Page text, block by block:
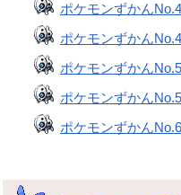
ポケモンずかん
ポケモンずかん
ポケモンずかん
ポケモンずかん
ポケモンずかん